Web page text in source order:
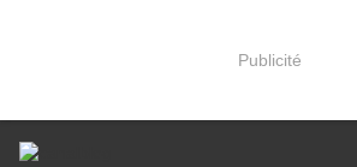
Publicité